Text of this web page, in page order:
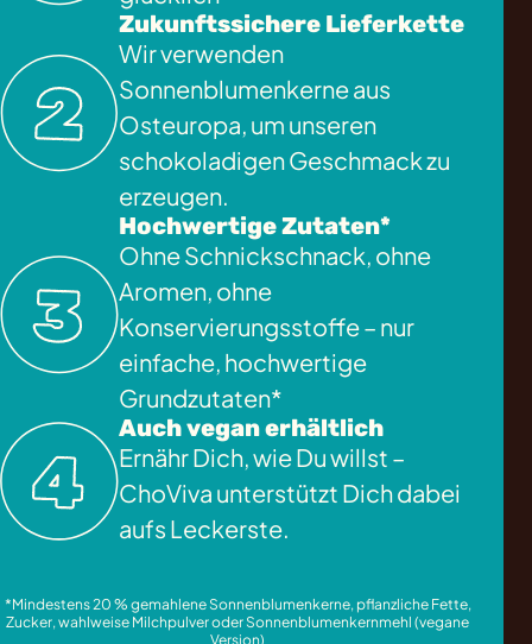
Zukunftssichere Lieferkette
Wir verwenden
Sonnenblumenkerne aus
Osteuropa, um unseren
schokoladigen Geschmack zu
erzeugen.
Hochwertige Zutaten*
Ohne Schnickschnack, ohne
Aromen, ohne
Konservierungsstoffe – nur
einfache, hochwertige
Grundzutaten*
Auch vegan erhältlich
Ernähr Dich, wie Du willst –
ChoViva unterstützt Dich dabei
aufs Leckerste.
*Mindestens 20 % gemahlene Sonnenblumenkerne, pflanzliche Fette,
Zucker, wahlweise Milchpulver oder Sonnenblumenkernmehl (vegane
Version)